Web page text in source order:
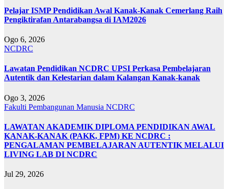
Pelajar ISMP Pendidikan Awal Kanak-Kanak Cemerlang Raih
Pengiktirafan Antarabangsa di IAM2026
Ogo 6, 2026
NCDRC
Lawatan Pendidikan NCDRC UPSI Perkasa Pembelajaran
Autentik dan Kelestarian dalam Kalangan Kanak-kanak
Ogo 3, 2026
Fakulti Pembangunan Manusia NCDRC
LAWATAN AKADEMIK DIPLOMA PENDIDIKAN AWAL
KANAK-KANAK (PAKK, FPM) KE NCDRC :
PENGALAMAN PEMBELAJARAN AUTENTIK MELALUI
LIVING LAB DI NCDRC
Jul 29, 2026